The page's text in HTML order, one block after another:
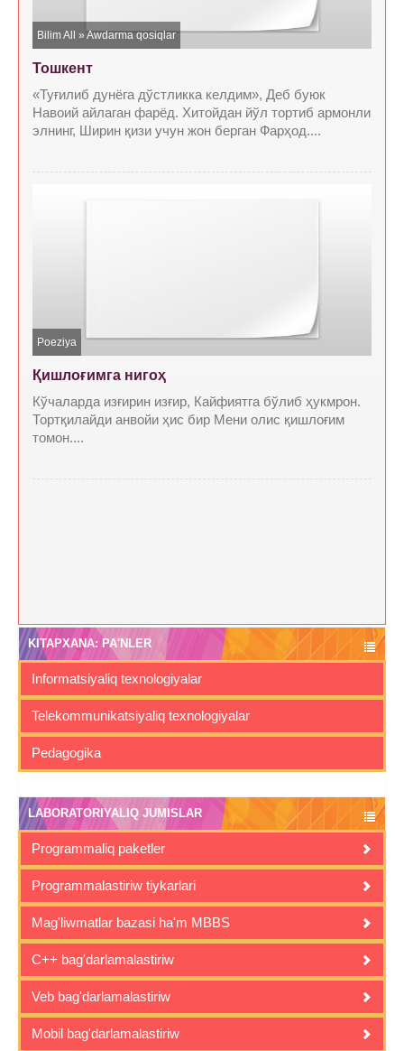
Bilim All » Awdarma qosiqlar
Тошкент
«Туғилиб дунёга дўстликка келдим», Деб буюк
Навоий айлаган фарёд. Хитойдан йўл тортиб армонли
элнинг, Ширин қизи учун жон берган Фарҳод....
Poeziya
Қишлоғимга нигоҳ
Кўчаларда изғирин изғир, Кайфиятга бўлиб ҳукмрон.
Тортқилайди анвойи ҳис бир Мени олис қишлоғим
томон....
KITAPXANA: PA'NLER
Informatsiyaliq texnologiyalar
Telekommunikatsiyaliq texnologiyalar
Pedagogika
LABORATORIYALIQ JUMISLAR
Programmaliq paketler
Programmalastiriw tiykarlari
Mag'liwmatlar bazasi ha'm MBBS
C++ bag'darlamalastiriw
Veb bag'darlamalastiriw
Mobil bag'darlamalastiriw